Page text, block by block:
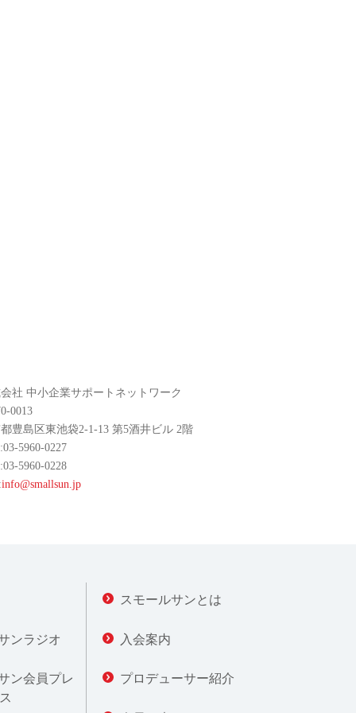
社 中小企業サポートネットワーク
0013
豊島区東池袋2-1-13 第5酒井ビル 2階
5960-0227
5960-0228
info@smallsun.jp
ンラジオ
ン会員プレ
スモールサンとは
入会案内
プロデューサー紹介